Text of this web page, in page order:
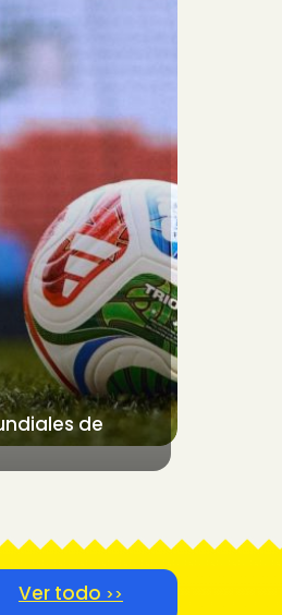
de
Ver todo >>